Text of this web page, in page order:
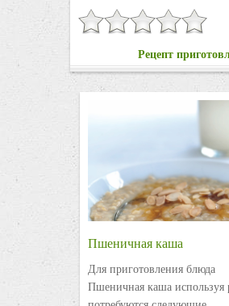
Рецепт
Пшеничная каша
Для приготовления блюда
Пшеничная каша используя